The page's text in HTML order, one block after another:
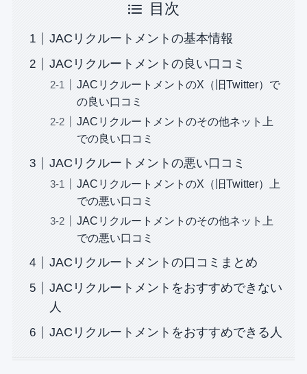
目次
JACリクルートメントの基本情報
JACリクルートメントの良い口コミ
JACリクルートメントのX（旧Twitter）で
の良い口コミ
JACリクルートメントのその他ネット上
での良い口コミ
JACリクルートメントの悪い口コミ
JACリクルートメントのX（旧Twitter）上
での悪い口コミ
JACリクルートメントのその他ネット上
での悪い口コミ
JACリクルートメントの口コミまとめ
JACリクルートメントをおすすめできない
人
JACリクルートメントをおすすめできる人